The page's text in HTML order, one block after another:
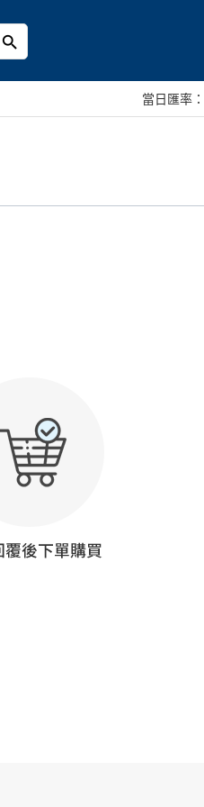
當日匯率：